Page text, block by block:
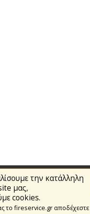
την κατάλληλη
μας,
cookies.
το fireservice.gr
Σώμα